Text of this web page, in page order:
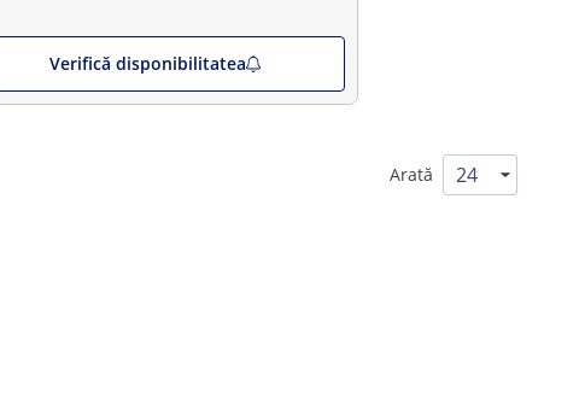
Verifică disponibilitatea
Arată